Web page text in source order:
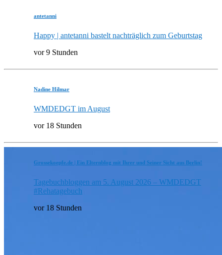
antetanni
Happy | antetanni bastelt nachträglich zum Geburtstag
vor 9 Stunden
Nadine Hilmar
WMDEDGT im August
vor 18 Stunden
Grossekoepfe.de | Ein Elternblog mit Ihrer und Seiner Sicht aus Berlin!
Tagebuchbloggen am 5. August 2026 – WMDEDGT
#Rehatagebuch
vor 18 Stunden